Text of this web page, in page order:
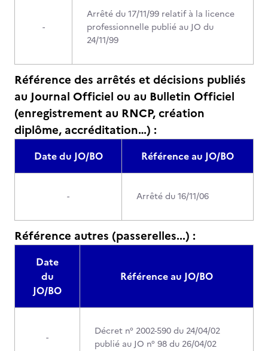
-
Arrêté du 17/11/99 relatif à la licence
professionnelle publié au JO du
24/11/99
Référence des arrêtés et décisions publiés
au Journal Officiel ou au Bulletin Officiel
(enregistrement au RNCP, création
diplôme, accréditation…) :
Date du JO/BO Référence au JO/BO
- Arrêté du 16/11/06
Référence autres (passerelles...) :
Date
du
JO/BO
Référence au JO/BO
-
Décret n° 2002-590 du 24/04/02
publié au JO n° 98 du 26/04/02